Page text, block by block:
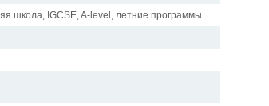
школа, IGCSE, A-level, летние программы